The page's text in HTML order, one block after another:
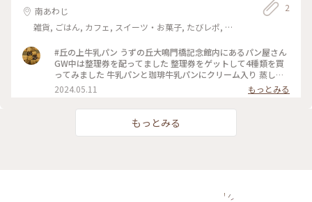
南あわじ
雑貨, ごはん, カフェ, スイーツ・お菓子, たびレポ, 風
2
#丘の上牛乳パン うずの丘大鳴門橋記念館内にあるパン屋さん
GW中は整理券を配ってました 整理券をゲットして4種類を買
ってみました 牛乳パンと珈琲牛乳パンにクリーム入り 蒸しパ
ンみたいに軽くてシュワッと口の中で溶けてしまうカンジ 軽
くてペロッと食べれちゃいました 残りは帰って冷やして食べ
たけど冷やしても美味しかったぁー #私のことりっぷ #私のこ
とりっぷ旅 #淡路島 #淡路島の旅 #淡路島パン
2024.05.11 もっとみる
もっとみる